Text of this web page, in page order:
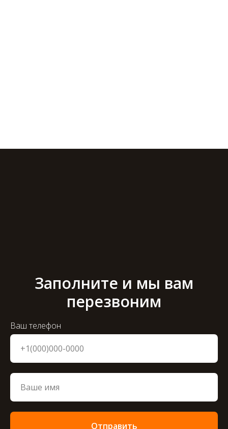
Заполните и мы вам
перезвоним
Ваш телефон
Отправить